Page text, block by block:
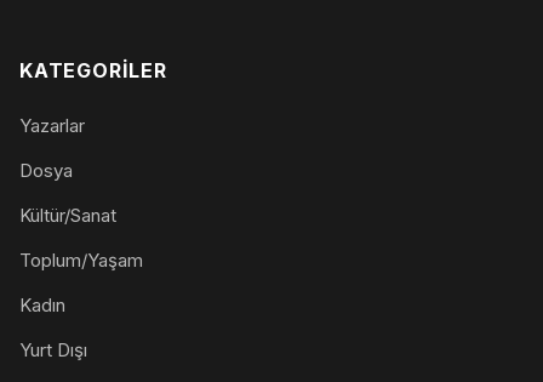
KATEGORILER
Yazarlar
Dosya
Kültür/Sanat
Toplum/Yaşam
Kadın
Yurt Dışı